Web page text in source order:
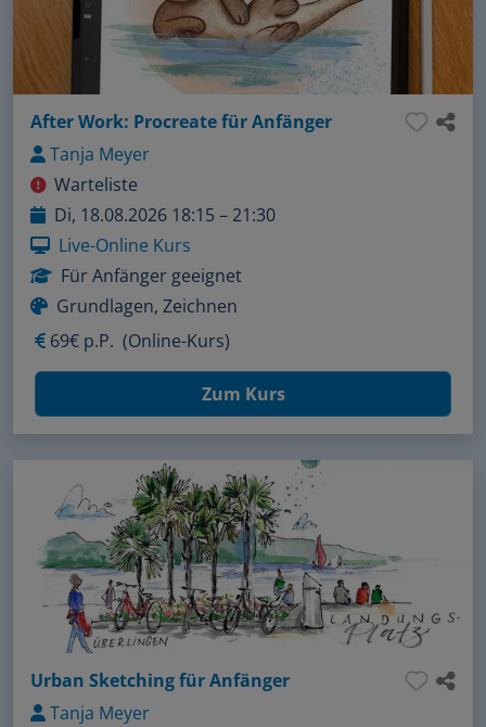
After Work: Procreate für Anfänger
Tanja Meyer
Warteliste
Di, 18.08.2026 18:15 – 21:30
Live-Online Kurs
Für Anfänger geeignet
Grundlagen, Zeichnen
69€ p.P. (Online-Kurs)
Zum Kurs
Urban Sketching für Anfänger
Tanja Meyer